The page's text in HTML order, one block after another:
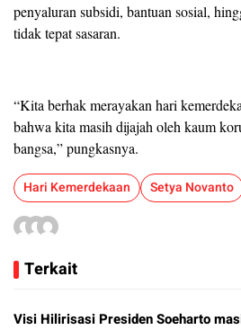
penyaluran subsidi, bantuan sosial,
tidak tepat sasaran.
“Kita berhak merayakan hari
bahwa kita masih dijajah oleh kaum
bangsa,” pungkasnya.
Hari Kemerdekaan Setya Novanto
Terkait
Visi Hilirisasi Presiden Soeharto